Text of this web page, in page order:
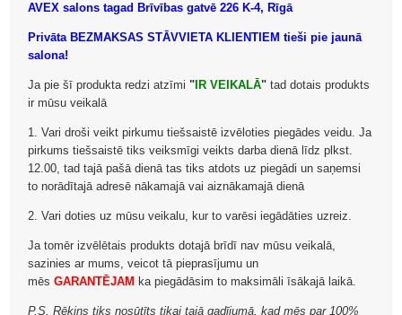
AVEX salons tagad Brīvības gatvē 226 K-4, Rīgā
Privāta BEZMAKSAS STĀVVIETA KLIENTIEM tieši pie jaunā
salona!
Ja pie šī produkta redzi atzīmi " IR VEIKALĀ" tad dotais produkts
ir mūsu veikalā
1. Vari droši veikt pirkumu tiešsaistē izvēloties piegādes veidu. Ja
pirkums tiešsaistē tiks veiksmīgi veikts darba dienā līdz plkst.
12.00, tad tajā pašā dienā tas tiks atdots uz piegādi un saņemsi
to norādītajā adresē nākamajā vai aiznākamajā dienā
2. Vari doties uz mūsu veikalu, kur to varēsi iegādāties uzreiz.
Ja tomēr izvēlētais produkts dotajā brīdī nav mūsu veikalā,
sazinies ar mums, veicot tā pieprasījumu un
mēsGARANTĒJAM ka piegādāsim to maksimāli īsākajā laikā.
P.S. Rēķins tiks nosūtīts tikai tajā gadījumā, kad mēs par 100%